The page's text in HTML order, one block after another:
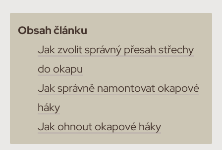
Obsah článku
Jak zvolit správný přesah střechy
do okapu
Jak správně namontovat okapové
háky
Jak ohnout okapové háky